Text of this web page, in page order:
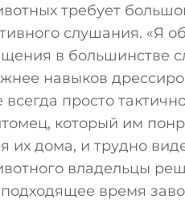
требует
слушания. «Я
в большинстве
навыков
всегда просто
который им
их дома, и трудно
владельцы
время